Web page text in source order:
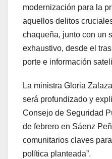
modernización para la
aquellos delitos
chaqueña, junto con un
exhaustivo, desde el
porte e información
La ministra Gloria
será profundizado y
Consejo de Seguridad
de febrero en Sáenz
comunitarios claves
política planteada”.